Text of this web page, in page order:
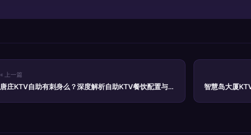
« 上一篇
唐庄KTV自助有刺身么？深度解析自助KTV餐饮配置与投
智慧岛大厦